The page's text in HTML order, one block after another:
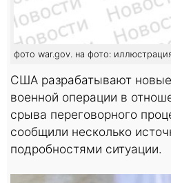
фото war.gov. на фото:
США разрабатывают
военной операции в
срыва переговорного
сообщили несколько
подробностями ситуации.